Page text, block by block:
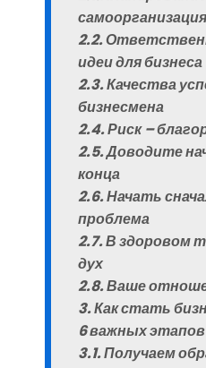
самоорганизация
2.2.
идеи для бизнеса
2.3. Качества
бизнесмена
2.4. Риск –
2.5. Доводите
конца
2.6. Начать
проблема
2.7. В здоровом
дух
2.8. Ваше
3. Как стать
6 важных этапов
3.1. Получаем